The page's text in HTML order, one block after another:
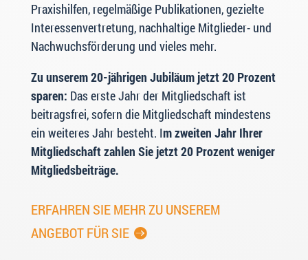
Praxishilfen, regelmäßige Publikationen, gezielte
Interessenvertretung, nachhaltige Mitglieder- und
Nachwuchsförderung und vieles mehr.
Zu unserem 20-jährigen Jubiläum jetzt 20 Prozent
sparen: Das erste Jahr der Mitgliedschaft ist
beitragsfrei, sofern die Mitgliedschaft mindestens
ein weiteres Jahr besteht. Im zweiten Jahr Ihrer
Mitgliedschaft zahlen Sie jetzt 20 Prozent weniger
Mitgliedsbeiträge.
ERFAHREN SIE MEHR ZU UNSEREM
ANGEBOT FÜR SIE